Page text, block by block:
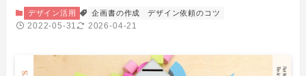
デザイン活用 企画書の作成 デザイン依頼のコツ
2022-05-31 2026-04-21